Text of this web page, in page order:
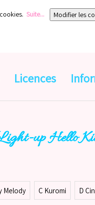
Suite... Modifier les
Licences
up Hello
Melody C Kuromi D